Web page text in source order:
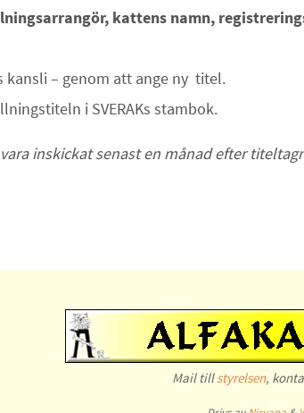
kattens namn,
kansli – genom att ange ny titel.
i SVERAKs stambok.
inskickat senast en månad efter
Mail tillstyrelsen,